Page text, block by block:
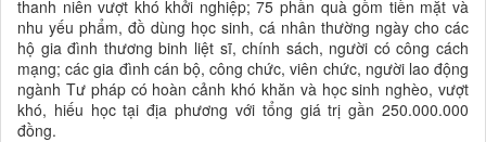
thanh niên vượt khó khởi nghiệp; 75 phần quà gồm tiền mặt và
nhu yếu phẩm, đồ dùng học sinh, cá nhân thường ngày cho các
hộ gia đình thương binh liệt sĩ, chính sách, người có công cách
mạng; các gia đình cán bộ, công chức, viên chức, người lao động
ngành Tư pháp có hoàn cảnh khó khăn và học sinh nghèo, vượt
khó, hiếu học tại địa phương với tổng giá trị gần 250.000.000
đồng.